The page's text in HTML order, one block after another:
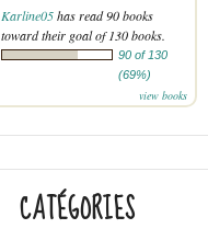
Karline05has read 90 books
toward their goal of 130 books.
90 of 130
(69%)
view books
CATÉGORIES